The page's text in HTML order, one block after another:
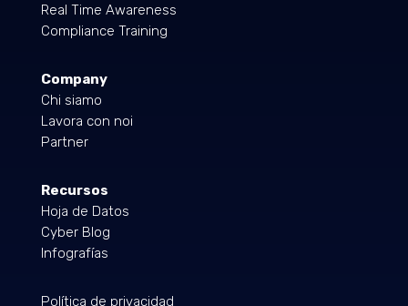
Real Time Awareness
Compliance Training
Company
Chi siamo
Lavora con noi
Partner
Recursos
Hoja de Datos
Cyber Blog
Infografías
Política de privacidad